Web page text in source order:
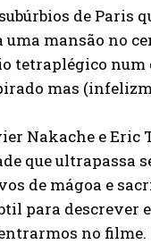
de Paris
mansão no
tetraplégico
mas
Nakache e
que ultrapassa
de mágoa e
para descrever
no